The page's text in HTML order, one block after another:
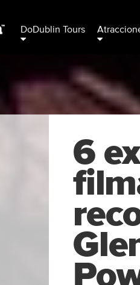
DoDublin Tours
6